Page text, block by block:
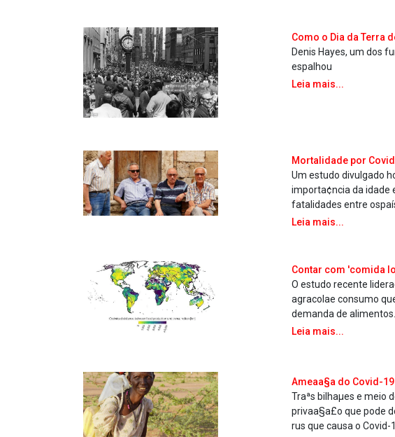
Como o Dia da Terra
Denis Hayes, um dos
espalhou
Leia mais...
Mortalidade por
Um estudo divulgado
importa¢ncia da idade
fatalidades entre
Leia mais...
Contar com 'comida
O estudo recente
agra­colae consumo
demanda de alimentos.
Leia mais...
Ameaa§a do Covid-
Traªs bilhaµes e meio
privaa§a£o que pode
rus que causa o Covid-